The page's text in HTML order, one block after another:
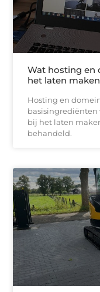
Wat hosting en
het laten
Hosting en
basisingrediënten
bij het laten
behandeld.